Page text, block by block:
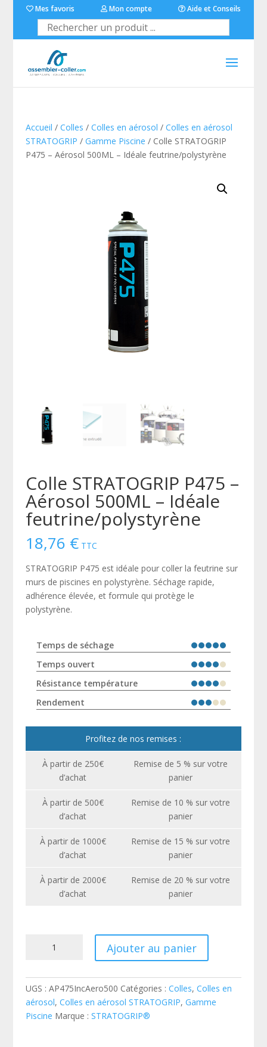
Mes favoris Mon compte Aide et Conseils
Accueil / Colles / Colles en aérosol / Colles en aérosol
STRATOGRIP / Gamme Piscine / Colle STRATOGRIP
P475 – Aérosol 500ML – Idéale feutrine/polystyrène
Colle STRATOGRIP P475 –
Aérosol 500ML – Idéale
feutrine/polystyrène
18,76 € TTC
STRATOGRIP P475 est idéale pour coller la feutrine sur
murs de piscines en polystyrène. Séchage rapide,
adhérence élevée, et formule qui protège le
polystyrène.
Temps de séchage
Temps ouvert
Résistance température
Rendement
Profitez de nos remises :
À partir de 250€
d’achat
Remise de 5 % sur votre
panier
À partir de 500€
d’achat
Remise de 10 % sur votre
panier
À partir de 1000€
d’achat
Remise de 15 % sur votre
panier
À partir de 2000€
d’achat
Remise de 20 % sur votre
panier
Ajouter au panier
UGS : AP475IncAero500 Catégories : Colles, Colles en
aérosol, Colles en aérosol STRATOGRIP, Gamme
Piscine Marque : STRATOGRIP®